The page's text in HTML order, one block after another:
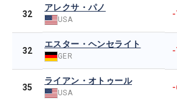
32
アレクサ・パノ
USA
32
エスター・ヘンセライト
GER
35
ライアン・オトゥール
USA